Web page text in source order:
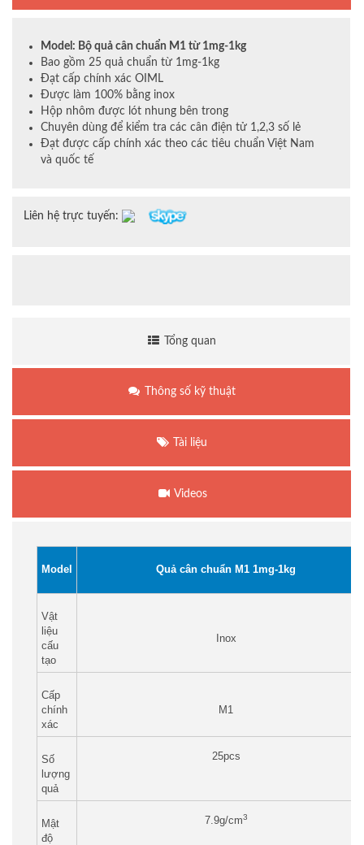
Model: Bộ quả cân chuẩn M1 từ 1mg-1kg
Bao gồm 25 quả chuẩn từ 1mg-1kg
Đạt cấp chính xác OIML
Được làm 100% bằng inox
Hộp nhôm được lót nhung bên trong
Chuyên dùng để kiểm tra các cân điện tử 1,2,3 số lẻ
Đạt được cấp chính xác theo các tiêu chuẩn Việt Nam
và quốc tế
Liên hệ trực tuyến:
Tổng quan
Thông số kỹ thuật
Tài liệu
Videos
Model Quả cân chuẩn M1 1mg-1kg
Vật
liệu
cấu
tạo
Inox
Cấp
chính
xác
M1
Số
lượng
quả
25pcs
Mật
độ
7.9g/cm3